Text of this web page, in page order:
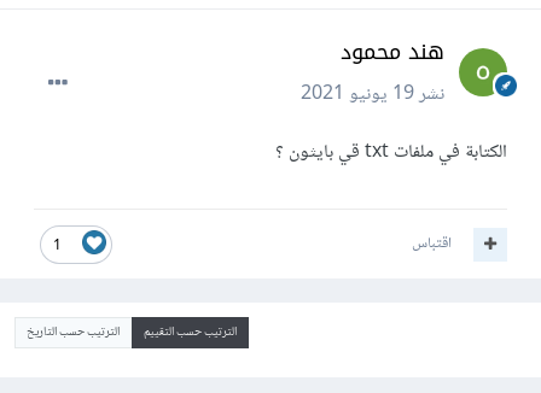
هند محمود
نشر19 يونيو 2021
الكتابة في ملفات txt قي بايثون ؟
1 اقتباس
الترتيب حسب التقييم الترتيب حسب التاريخ